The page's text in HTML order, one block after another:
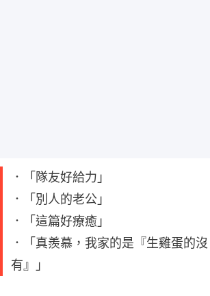
．「隊友好給力」
．「別人的老公」
．「這篇好療癒」
．「真羨慕，我家的是『生雞蛋的
有』」